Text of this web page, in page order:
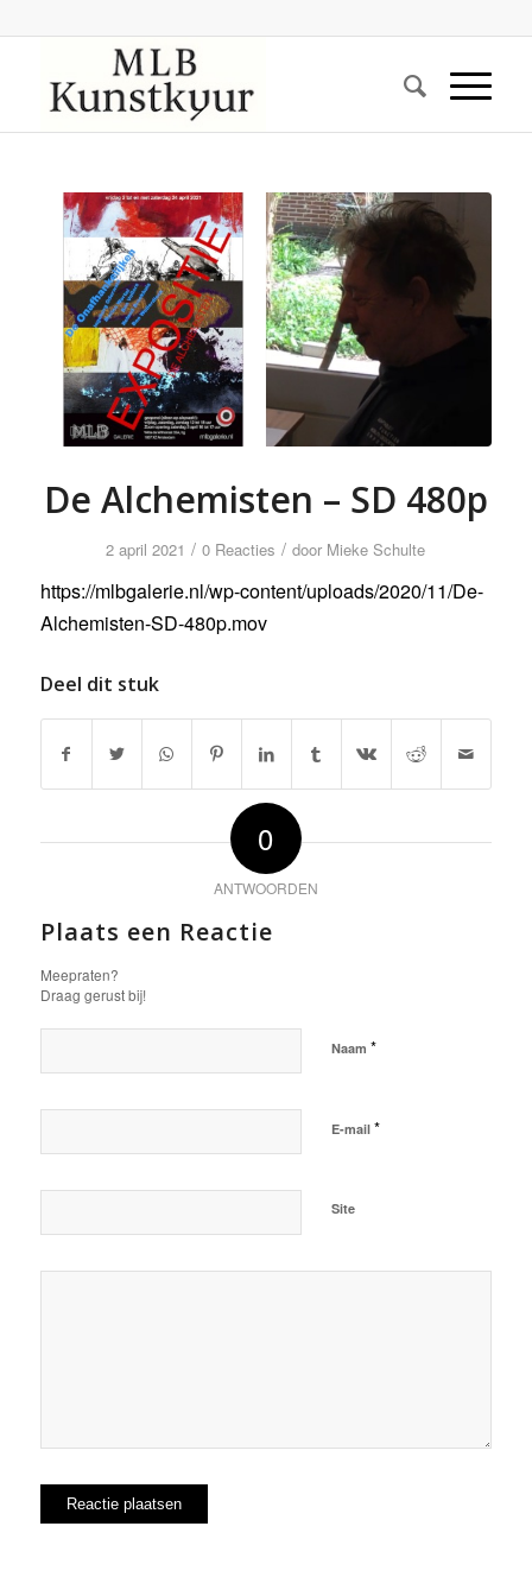
De Alchemisten – SD 480p
2 april 2021 / 0 Reacties / door Mieke Schulte
https://mlbgalerie.nl/wp-content/uploads/2020/11/De-
Alchemisten-SD-480p.mov
Deel dit stuk
0
ANTWOORDEN
Plaats een Reactie
Meepraten?
Draag gerust bij!
Naam *
E-mail *
Site